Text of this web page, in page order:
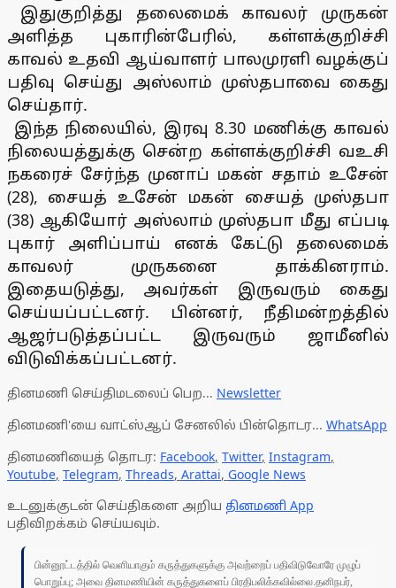
இதுகுறித்து தலைமைக் காவலர் முருகன்
அளித்த புகாரின்பேரில், கள்ளக்குறிச்சி
காவல் உதவி ஆய்வாளர் பாலமுரளி வழக்குப்
பதிவு செய்து அஸ்லாம் முஸ்தபாவை கைது
செய்தார்.
இந்த நிலையில், இரவு 8.30 மணிக்கு காவல்
நிலையத்துக்கு சென்ற கள்ளக்குறிச்சி வஉசி
நகரைச் சேர்ந்த முனாப் மகன் சதாம் உசேன்
(28), சையத் உசேன் மகன் சையத் முஸ்தபா
(38) ஆகியோர் அஸ்லாம் முஸ்தபா மீது எப்படி
புகார் அளிப்பாய் எனக் கேட்டு தலைமைக்
காவலர் முருகனை தாக்கினராம்.
இதையடுத்து, அவர்கள் இருவரும் கைது
செய்யப்பட்டனர். பின்னர், நீதிமன்றத்தில்
ஆஜர்படுத்தப்பட்ட இருவரும் ஜாமீனில்
விடுவிக்கப்பட்டனர்.
தினமணி செய்திமடலைப் பெற... Newsletter
தினமணி'யை வாட்ஸ்ஆப் சேனலில் பின்தொடர... WhatsApp
தினமணியைத் தொடர: Facebook, Twitter, Instagram,
Youtube, Telegram, Threads, Arattai, Google News
உடனுக்குடன் செய்திகளை அறிய தினமணி App
பதிவிறக்கம் செய்யவும்.
பின்னூட்டத்தில் வெளியாகும் கருத்துகளுக்கு அவற்றைப் பதிவிடுவோரே முழுப்
பொறுப்பு; அவை தினமணியின் கருத்துகளைப் பிரதிபலிக்கவில்லை.தனிநபர்,